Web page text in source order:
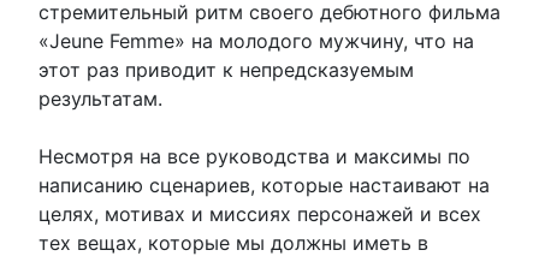
стремительный ритм своего дебютного фильма
«Jeune Femme» на молодого мужчину, что на
этот раз приводит к непредсказуемым
результатам.
Несмотря на все руководства и максимы по
написанию сценариев, которые настаивают на
целях, мотивах и миссиях персонажей и всех
тех вещах, которые мы должны иметь в